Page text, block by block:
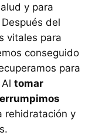
y para
del
vitales para
conseguido
para
tomar
rehidratación y